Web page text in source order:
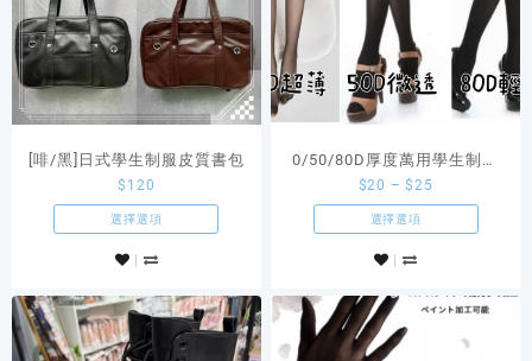
[啡/黑]日式學生制服皮質書包
$ 120
選擇選項
0/50/80D厚度萬用學生制服
黑色絲襪連襪褲
$20 –$25
選擇選項